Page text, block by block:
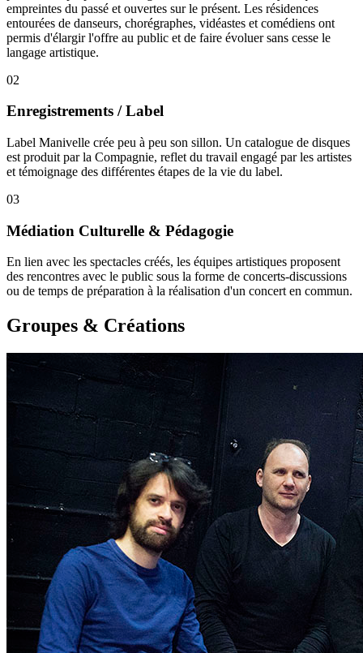
empreintes du passé et ouvertes sur le présent. Les résidences
entourées de danseurs, chorégraphes, vidéastes et comédiens ont
permis d'élargir l'offre au public et de faire évoluer sans cesse le
langage artistique.
02
Enregistrements / Label
Label Manivelle crée peu à peu son sillon. Un catalogue de disques
est produit par la Compagnie, reflet du travail engagé par les artistes
et témoignage des différentes étapes de la vie du label.
03
Médiation Culturelle & Pédagogie
En lien avec les spectacles créés, les équipes artistiques proposent
des rencontres avec le public sous la forme de concerts-discussions
ou de temps de préparation à la réalisation d'un concert en commun.
Groupes & Créations